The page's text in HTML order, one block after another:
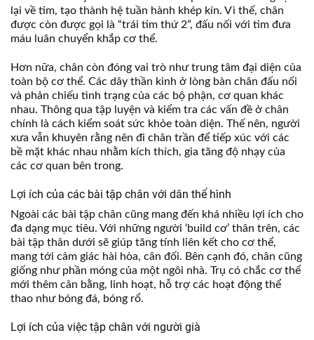
lại về tim, tạo thành hệ tuần hành khép kín. Vì thế, chân
được còn được gọi là “trái tim thứ 2”, đấu nối với tim đưa
máu luân chuyển khắp cơ thể.
Hơn nữa, chân còn đóng vai trò như trung tâm đại diện của
toàn bộ cơ thể. Các dây thần kinh ở lòng bàn chân đấu nối
và phản chiếu tình trạng của các bộ phận, cơ quan khác
nhau. Thông qua tập luyện và kiểm tra các vấn đề ở chân
chính là cách kiểm soát sức khỏe toàn diện. Thế nên, người
xưa vẫn khuyên rằng nên đi chân trần để tiếp xúc với các
bề mặt khác nhau nhằm kích thích, gia tăng độ nhạy của
các cơ quan bên trong.
Lợi ích của các bài tập chân với dân thể hình
Ngoài các bài tập chân cũng mang đến khá nhiều lợi ích cho
đa dạng mục tiêu. Với những người ‘build cơ’ thân trên, các
bài tập thân dưới sẽ giúp tăng tính liên kết cho cơ thể,
mang tới cảm giác hài hòa, cân đối. Bên cạnh đó, chân cũng
giống như phần móng của một ngôi nhà. Trụ có chắc cơ thể
mới thêm cân bằng, linh hoạt, hỗ trợ các hoạt động thể
thao như bóng đá, bóng rổ.
Lợi ích của việc tập chân với người già